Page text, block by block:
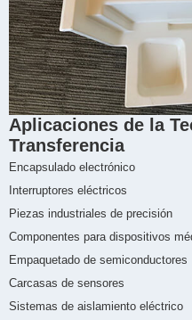
Aplicaciones de la
Transferencia
Encapsulado electrónico
Interruptores eléctricos
Piezas industriales de precisión
Componentes para dispositivos
Empaquetado de semiconductores
Carcasas de sensores
Sistemas de aislamiento eléctrico